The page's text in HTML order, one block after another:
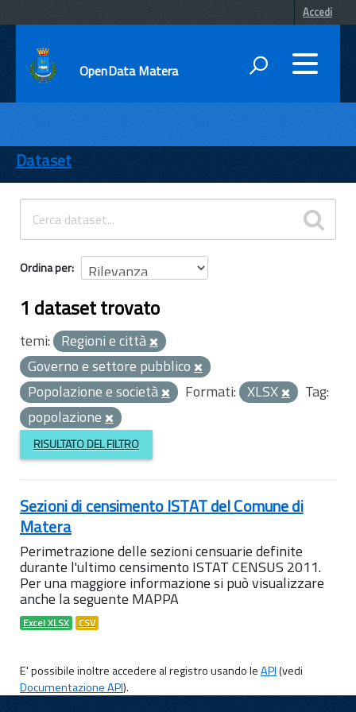
Accedi
OpenData Matera
ENTI
TEMI
INFORMAZIONI
Dataset
Ordina per
1 dataset trovato
temi: Regioni e città
Governo e settore pubblico
Popolazione e società
Formati: XLSX
Tag:
popolazione
RISULTATO DEL FILTRO
Sezioni di censimento ISTAT del Comune di
Matera
Perimetrazione delle sezioni censuarie definite
durante l'ultimo censimento ISTAT CENSUS 2011.
Per una maggiore informazione si può visualizzare
anche la seguente MAPPA
Excel XLSX CSV
E' possibile inoltre accedere al registro usando leAPI(vedi
Documentazione API).